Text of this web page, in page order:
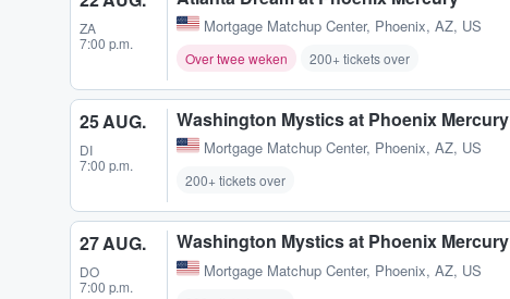
ZA
7:00 p.m.
Mortgage Matchup Center, Phoenix, AZ, US
Over twee weken 200+ tickets over
25 AUG.
DI
7:00 p.m.
Washington Mystics at Phoenix Mercury
Mortgage Matchup Center, Phoenix, AZ, US
200+ tickets over
27 AUG.
DO
7:00 p.m.
Washington Mystics at Phoenix Mercury
Mortgage Matchup Center, Phoenix, AZ, US